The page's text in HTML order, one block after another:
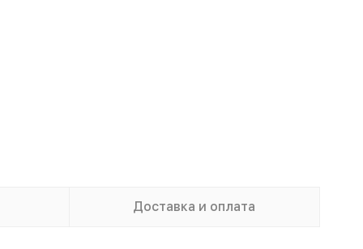
Доставка и оплата